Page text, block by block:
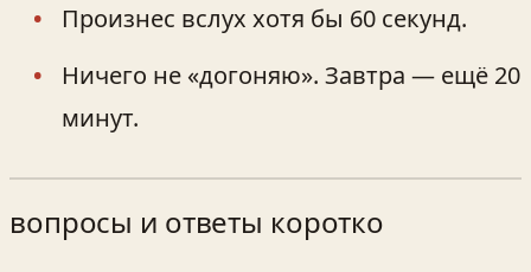
Произнес вслух хотя бы 60 секунд.
Ничего не «догоняю». Завтра — ещё 20
минут.
вопросы и ответы коротко